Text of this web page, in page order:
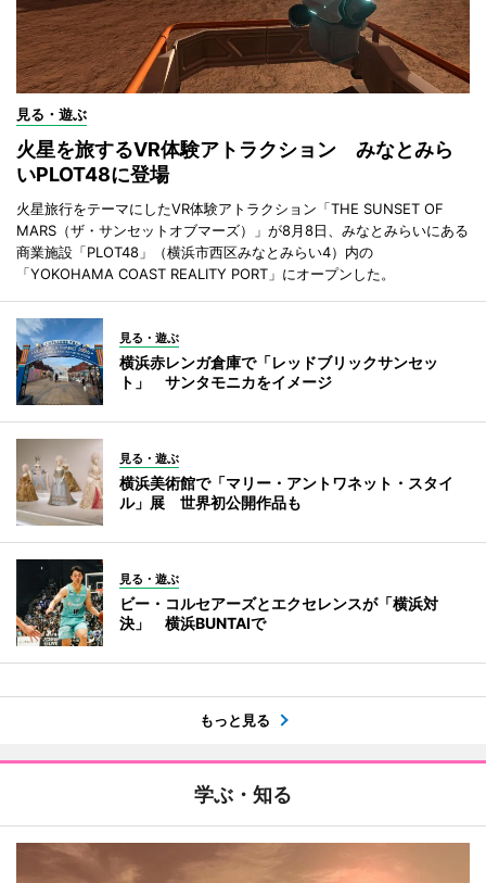
見る・遊ぶ
火星を旅するVR体験アトラクション みなとみら
いPLOT48に登場
火星旅行をテーマにしたVR体験アトラクション「THE SUNSET OF
MARS（ザ・サンセットオブマーズ）」が8月8日、みなとみらいにある
商業施設「PLOT48」（横浜市西区みなとみらい4）内の
「YOKOHAMA COAST REALITY PORT」にオープンした。
見る・遊ぶ
横浜赤レンガ倉庫で「レッドブリックサンセッ
ト」 サンタモニカをイメージ
見る・遊ぶ
横浜美術館で「マリー・アントワネット・スタイ
ル」展 世界初公開作品も
見る・遊ぶ
ビー・コルセアーズとエクセレンスが「横浜対
決」 横浜BUNTAIで
もっと見る
学ぶ・知る